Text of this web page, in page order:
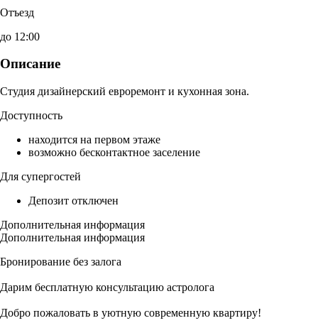
Отъезд
до 12:00
Описание
Студия дизайнерский евроремонт и кухонная зона.
Доступность
находится на первом этаже
возможно бесконтактное заселение
Для супергостей
Депозит отключен
Дополнительная информация
Дополнительная информация
Бронирование без залога
Дарим бесплатную консультацию астролога
Добро пожаловать в уютную современную квартиру!